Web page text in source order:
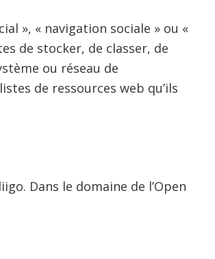
», « navigation sociale » ou «
de stocker, de classer, de
ou réseau de
de ressources web qu’ils
Dans le domaine de l’Open